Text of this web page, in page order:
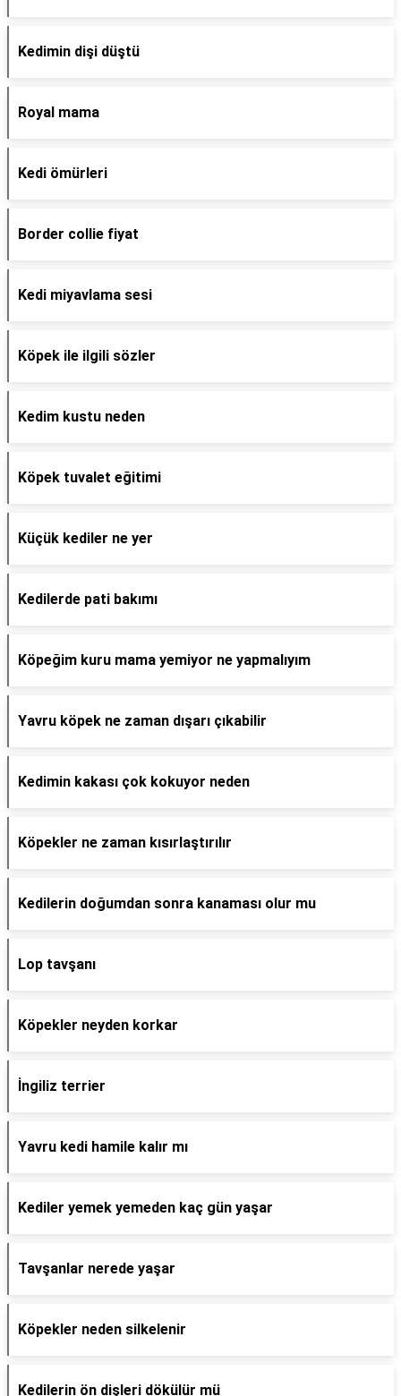
Kedimin dişi düştü
Royal mama
Kedi ömürleri
Border collie fiyat
Kedi miyavlama sesi
Köpek ile ilgili sözler
Kedim kustu neden
Köpek tuvalet eğitimi
Küçük kediler ne yer
Kedilerde pati bakımı
Köpeğim kuru mama yemiyor ne yapmalıyım
Yavru köpek ne zaman dışarı çıkabilir
Kedimin kakası çok kokuyor neden
Köpekler ne zaman kısırlaştırılır
Kedilerin doğumdan sonra kanaması olur mu
Lop tavşanı
Köpekler neyden korkar
İngiliz terrier
Yavru kedi hamile kalır mı
Kediler yemek yemeden kaç gün yaşar
Tavşanlar nerede yaşar
Köpekler neden silkelenir
Kedilerin ön dişleri dökülür mü